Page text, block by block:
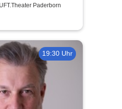
singt Sinatra
Paderborn
19:30 Uhr